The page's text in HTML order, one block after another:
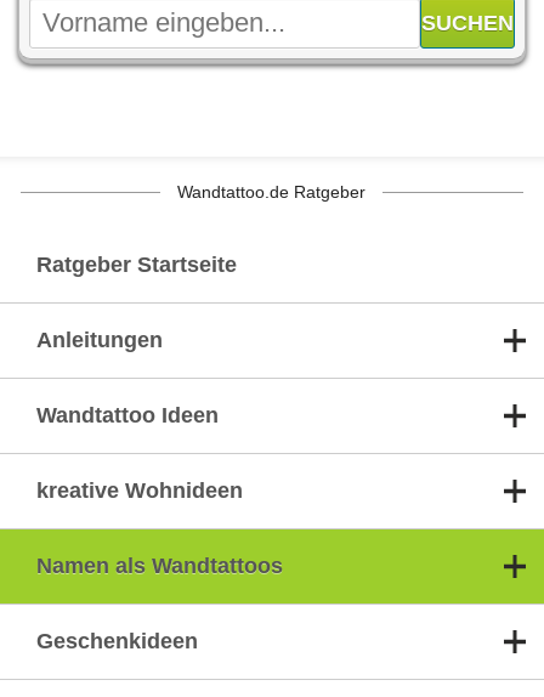
Wandtattoo.de Ratgeber
Ratgeber Startseite
Anleitungen
Wandtattoo Ideen
kreative Wohnideen
Namen als Wandtattoos
Geschenkideen